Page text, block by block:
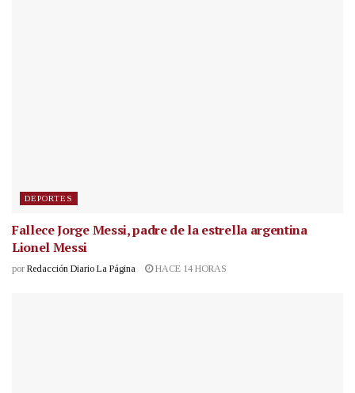
DEPORTES
Fallece Jorge Messi, padre de la estrella argentina
Lionel Messi
por Redacción Diario La Página HACE 14 HORAS